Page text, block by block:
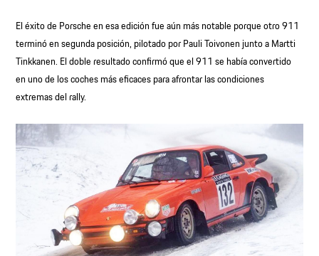
El éxito de Porsche en esa edición fue aún más notable porque otro 911
terminó en segunda posición, pilotado por Pauli Toivonen junto a Martti
Tinkkanen. El doble resultado confirmó que el 911 se había convertido
en uno de los coches más eficaces para afrontar las condiciones
extremas del rally.